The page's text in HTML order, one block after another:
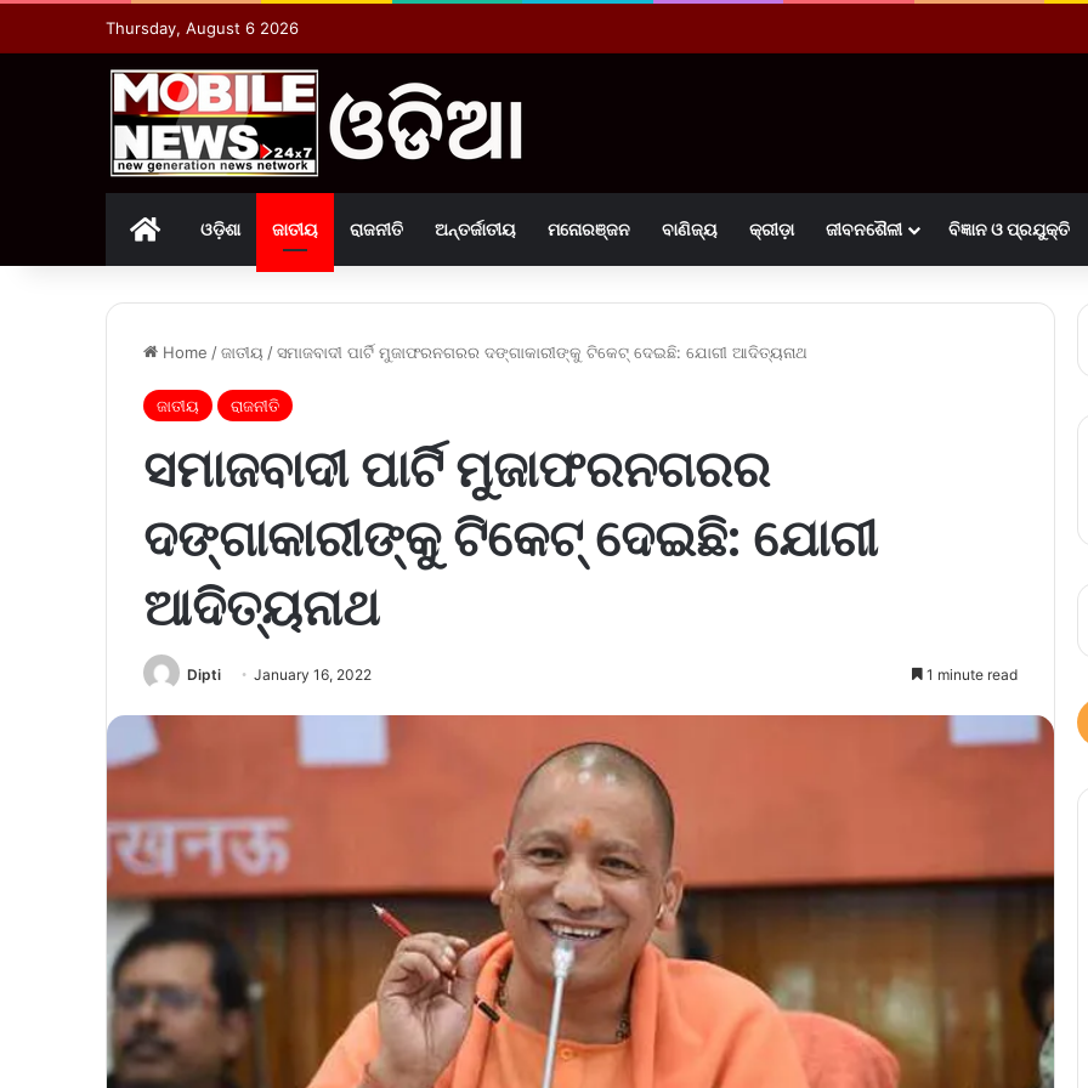
Thursday, August 6 2026
Homeଓଡ଼ିଶା ଜାତୀୟ ରାଜନୀତି ଅନ୍ତର୍ଜାତୀୟ ମନୋରଞ୍ଜନ ବାଣିଜ୍ୟ କ୍ରୀଡ଼ା ଜୀବନଶୈଳୀ ବିଜ୍ଞାନ ଓ ପ୍ରଯୁକ୍ତି
Home /ଜାତୀୟ /ସମାଜବାଦୀ ପାର୍ଟି ମୁଜାଫରନଗରର ଦଙ୍ଗାକାରୀଙ୍କୁ ଟିକେଟ୍ ଦେଇଛି: ଯୋଗୀ ଆଦିତ୍ୟନାଥ
ଜାତୀୟ ରାଜନୀତି
ସମାଜବାଦୀ ପାର୍ଟି ମୁଜାଫରନଗରର
ଦଙ୍ଗାକାରୀଙ୍କୁ ଟିକେଟ୍ ଦେଇଛି: ଯୋଗୀ
ଆଦିତ୍ୟନାଥ
Dipti January 16, 2022 1 minute read